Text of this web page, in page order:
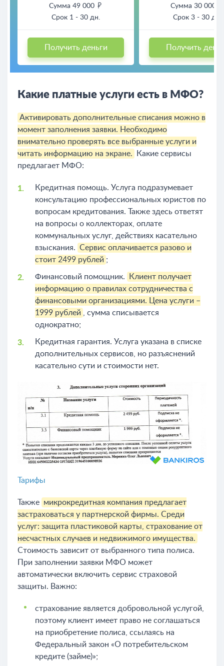
Сумма 49 000
Срок 1 - 30 дн.
Получить деньги
Сумма 30 000
Срок 3 - 30 дн.
Получить
Какие платные услуги есть в МФО?
Активировать дополнительные списания можно в
момент заполнения заявки. Необходимо
внимательно проверять все выбранные услуги и
читать информацию на экране.
Какие сервисы
предлагает МФО:
Кредитная помощь. Услуга подразумевает
консультацию профессиональных юристов по
вопросам кредитования. Также здесь ответят
на вопросы о коллекторах, оплате
коммунальных услуг, действиях касательно
взыскания. Сервис оплачивается разово и
стоит 2499 рублей ;
Финансовый помощник.
Клиент получает
информацию о правилах сотрудничества с
финансовыми организациями. Цена услуги –
1999 рублей
, сумма списывается
однократно;
Кредитная гарантия. Услуга указана в списке
дополнительных сервисов, но разъяснений
касательно сути и стоимости нет.
Тарифы
Также микрокредитная компания предлагает
застраховаться у партнерской фирмы. Среди
услуг: защита пластиковой карты, страхование от
несчастных случаев и недвижимого имущества.
Стоимость зависит от выбранного типа полиса.
При заполнении заявки МФО может
автоматически включить сервис страховой
защиты. Важно:
страхование является добровольной услугой,
поэтому клиент имеет право не соглашаться
на приобретение полиса, ссылаясь на
Федеральный закон «О потребительском
кредите (займе)»;